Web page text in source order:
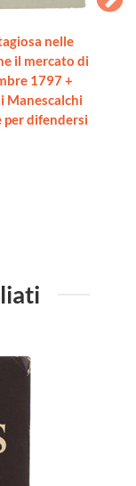
nelle
il mercato di
1797 +
Manescalchi
per difendersi